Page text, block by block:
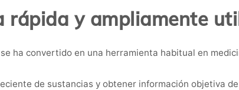
rápida y ampliamente
ha convertido en una herramienta habitual en
de sustancias y obtener información objetiva